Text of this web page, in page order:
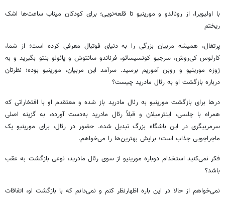
با اولیویرا، از رونالدو و مورینیو تا قلعه‌نویی؛ برای کودکان میناب ساعت‌ها اشک
ریختم
پرتغال، همیشه مربیان بزرگی را به دنیای فوتبال معرفی کرده است؛ از شما،
کارلوس کی‌روش، سرجیو کونسیسائو، فرناندو سانتوش و پائولو بنتو بگیرید و به
ژوزه مورینیو و روبن آموریم برسید. سرآمد این مربیان، مورینیو بوده؛ نظرتان
درباره بازگشت او به رئال‌ مادرید چیست؟
درها برای بازگشت مورینیو به رئال مادرید باز شده و معتقدم او با افتخاراتی که
همراه با چلسی، اینترمیلان و قبلاً رئال مادرید به‌دست آورده، به گزینه اصلی
سرمربیگری در این باشگاه بزرگ تبدیل شده. حضور در رئال، برای مورینیو یک
ماجراجویی جذاب است؛ برایش بهترین‌ها را می‌خواهم.
فکر نمی‌کنید استخدام دوباره مورینیو از سوی رئال مادرید، نوعی بازگشت به عقب
باشد؟
نمی‌خواهم از حالا در این باره اظهارنظر کنم و نمی‌دانم که با بازگشت او، اتفاقات